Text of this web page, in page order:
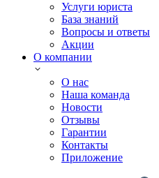
Услуги юриста
База знаний
Вопросы и ответы
Акции
О компании
О нас
Наша команда
Новости
Отзывы
Гарантии
Контакты
Приложение